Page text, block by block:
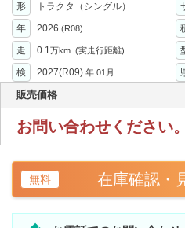
形 トラクタ（シングル）
年
2026 (R08)
走 0.1万km (実走行距離)
検
2027(R09) 年 01月
販売価格
お問い合わせください。
無料 在庫確認・